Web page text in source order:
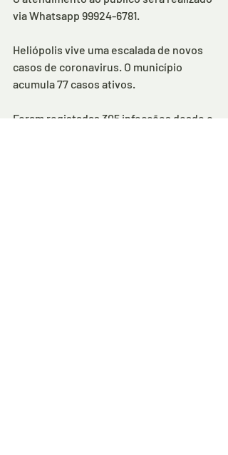
via Whatsapp 99924-6781.
Heliópolis vive uma escalada de novos
casos de coronavirus. O município
acumula 77 casos ativos.
Foram registadas 305 infecções desde o